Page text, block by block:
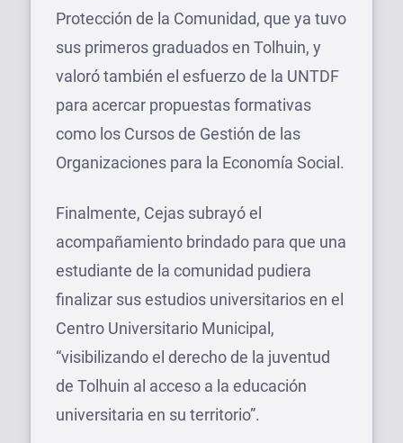
Protección de la Comunidad, que ya tuvo
sus primeros graduados en Tolhuin, y
valoró también el esfuerzo de la UNTDF
para acercar propuestas formativas
como los Cursos de Gestión de las
Organizaciones para la Economía Social.
Finalmente, Cejas subrayó el
acompañamiento brindado para que una
estudiante de la comunidad pudiera
finalizar sus estudios universitarios en el
Centro Universitario Municipal,
“visibilizando el derecho de la juventud
de Tolhuin al acceso a la educación
universitaria en su territorio”.